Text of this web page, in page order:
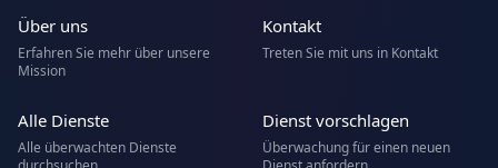
Über uns
Erfahren Sie mehr über unsere
Mission
Kontakt
Treten Sie mit uns in Kontakt
Alle Dienste
Alle überwachten Dienste
Dienst vorschlagen
Überwachung für einen neuen